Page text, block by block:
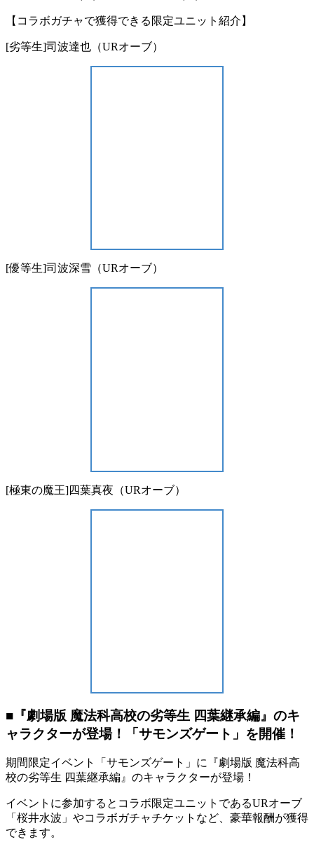
【コラボガチャで獲得できる限定ユニット紹介】
[劣等生]司波達也（URオーブ）
[優等生]司波深雪（URオーブ）
[極東の魔王]四葉真夜（URオーブ）
■『劇場版 魔法科高校の劣等生 四葉継承編』のキ
ャラクターが登場！「サモンズゲート」を開催！
期間限定イベント「サモンズゲート」に『劇場版 魔法科高
校の劣等生 四葉継承編』のキャラクターが登場！
イベントに参加するとコラボ限定ユニットであるURオーブ
「桜井水波」やコラボガチャチケットなど、豪華報酬が獲得
できます。